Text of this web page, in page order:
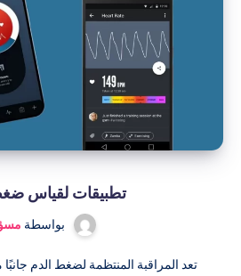
تطبيقات لقياس
بواسطة
تعد المراقبة المنتظمة لضغط الدم